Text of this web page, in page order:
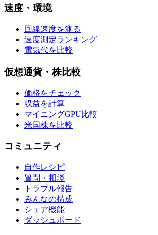
速度・環境
回線速度を測る
速度測定ランキング
電気代を比較
仮想通貨・株比較
価格をチェック
収益を計算
マイニングGPU比較
米国株を比較
コミュニティ
自作レシピ
質問・相談
トラブル報告
みんなの構成
シェア機能
ダッシュボード